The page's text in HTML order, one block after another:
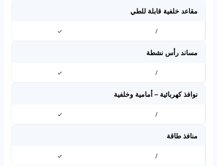
مقاعد خلفية قابلة للطي
/
✓
مساند رأس نشطة
/
✓
نوافذ كهربائية – أمامية وخلفية
/
✓
منافذ طاقة
/
✓